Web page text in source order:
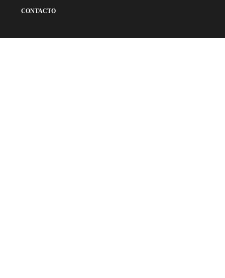
CONTACTO